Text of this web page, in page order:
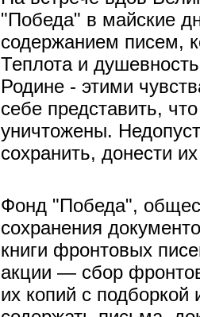
"Победа" в майские
содержанием писем,
Теплота и
Родине - этими
себе представить,
уничтожены.
сохранить, донести
Фонд "Победа",
сохранения
книги фронтовых
акции — сбор
их копий с